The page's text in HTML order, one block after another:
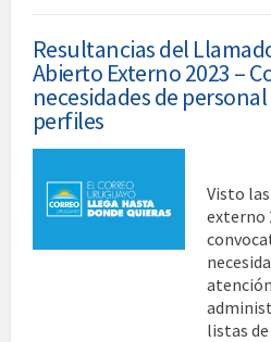
Resultancias del
Abierto Externo 2023 –
necesidades de personal
perfiles
Visto
externo
listas